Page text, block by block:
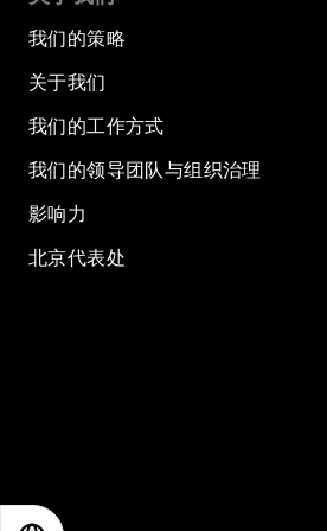
我们的策略
关于我们
我们的工作方式
我们的领导团队与组织治理
影响力
北京代表处